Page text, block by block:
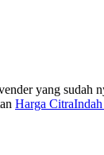
yang sudah
Harga